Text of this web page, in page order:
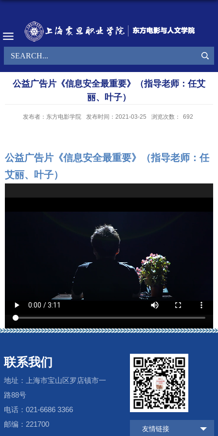
公益广告片《信息安全最重要》（指导老师：任艾
丽、叶子）
发布者：东方电影学院 发布时间：2021-03-25 浏览次数： 692
公益广告片《信息安全最重要》（指导老师：任
艾丽、叶子）
联系我们
地址：上海市宝山区罗店镇市一
路88号
电话：021-6686 3366
邮编：221700
友情链接